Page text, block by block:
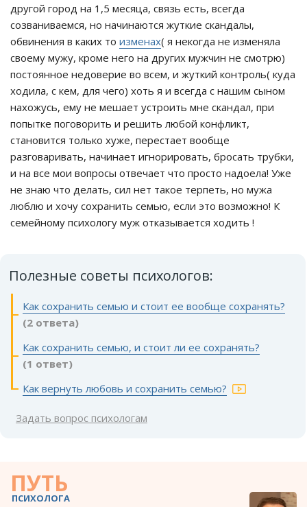
другой город на 1,5 месяца, связь есть, всегда
созваниваемся, но начинаются жуткие скандалы,
обвинения в каких то изменах( я некогда не изменяла
своему мужу, кроме него на других мужчин не смотрю)
постоянное недоверие во всем, и жуткий контроль( куда
ходила, с кем, для чего) хоть я и всегда с нашим сыном
нахожусь, ему не мешает устроить мне скандал, при
попытке поговорить и решить любой конфликт,
становится только хуже, перестает вообще
разговаривать, начинает игнорировать, бросать трубки,
и на все мои вопросы отвечает что просто надоела! Уже
не знаю что делать, сил нет такое терпеть, но мужа
люблю и хочу сохранить семью, если это возможно! К
семейному психологу муж отказывается ходить !
Полезные советы психологов:
Как сохранить семью и стоит ее вообще сохранять?
(2 ответа)
Как сохранить семью, и стоит ли ее сохранять?
(1 ответ)
Как вернуть любовь и сохранить семью?
Задать вопрос психологам
ПУТЬ
ПСИХОЛОГА